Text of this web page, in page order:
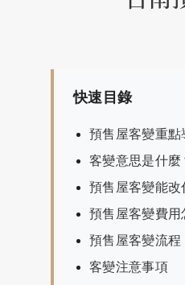
快速目錄
預售屋客變重點
客變意思是什麼
預售屋客變能改
預售屋客變費用
預售屋客變流程
客變注意事項